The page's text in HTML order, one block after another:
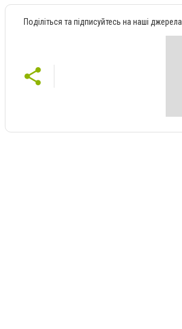
Поділіться та підписуйтесь на наші джерела